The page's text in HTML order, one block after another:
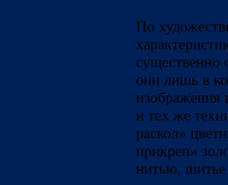
По
существенно
они лишь в
изображения
и тех же
раскол»
прикреп»
нитью,